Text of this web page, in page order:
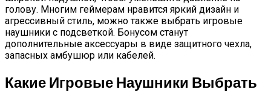
голову. Многим геймерам нравится яркий дизайн и
агрессивный стиль, можно также выбрать игровые
наушники с подсветкой. Бонусом станут
дополнительные аксессуары в виде защитного чехла,
запасных амбушюр или кабелей.
Какие Игровые Наушники Выбрать